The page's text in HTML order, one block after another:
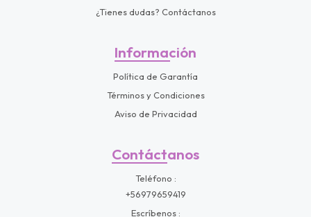
¿Tienes dudas? Contáctanos
Información
Política de Garantía
Términos y Condiciones
Aviso de Privacidad
Contáctanos
Teléfono
+56979659419
Escríbenos